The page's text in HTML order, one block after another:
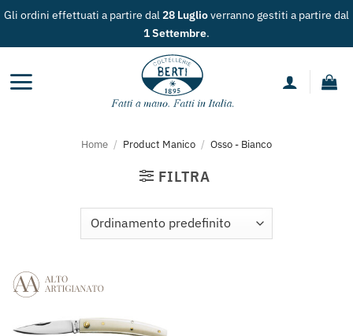
Salta
Gli ordini effettuati a partire dal28 Luglioverranno gestiti a partire dal
1 Settembre.
Home / Product Manico / Osso - Bianco
FILTRA